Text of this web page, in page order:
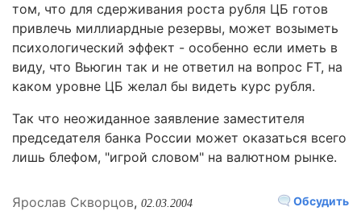
том, что для сдерживания роста рубля ЦБ готов
привлечь миллиардные резервы, может возыметь
психологический эффект - особенно если иметь в
виду, что Вьюгин так и не ответил на вопрос FT, на
каком уровне ЦБ желал бы видеть курс рубля.
Так что неожиданное заявление заместителя
председателя банка России может оказаться всего
лишь блефом, "игрой словом" на валютном рынке.
Обсудить
Ярослав Скворцов, 02.03.2004